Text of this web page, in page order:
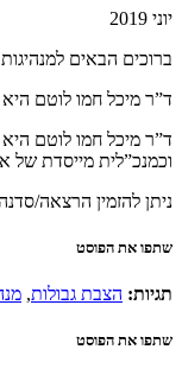
יוני 2019
ברוכים הבאים
ד”ר מיכל חמו לוטם
ד”ר מיכל חמו לוטם
וכמנכ”לית מייסדת של
ניתן להזמין הרצאה/
שתפו את הפוסט
תגיות: הצבת גבולות,
שתפו את הפוסט